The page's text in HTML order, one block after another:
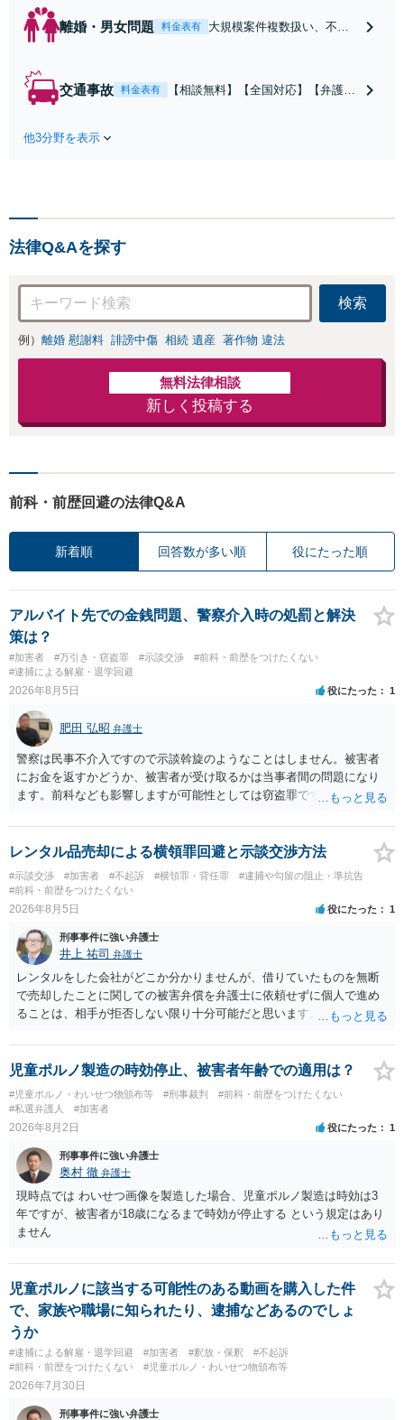
離婚・男女問題 料金表有
大規模案件複数扱い、不貞
富
交通事故 料金表有
【相談無料】【全国対応】【弁護士
他3分野を表示
法律Q&Aを探す
検索
例） 離婚 慰謝料 誹謗中傷 相続 遺産 著作物 違法
無料法律相談
新しく投稿する
前科・前歴回避の法律Q&A
新着順 回答数が多い順 役にたった順
アルバイト先での金銭問題、警察介入時の処罰と解決
策は？
#加害者 #万引き・窃盗罪 #示談交渉
#前科・前歴をつけたくない
#逮捕による解雇・退学回避
2026年8月5日 役にたった 1
肥田 弘昭 弁護士
警察は民事不介入ですので示談斡旋のようなことはしません。被害者
にお金を返すかどうか、被害者が受け取るかは当事者間の問題になり
ます。前科なども影響しますが可能性としては窃盗罪ですので、逮捕
レンタル品売却による横領罪回避と示談交渉方法
#示談交渉 #加害者 #不起訴 #横領罪・背任罪
#逮捕や勾留の阻止・準抗告
#前科・前歴をつけたくない
2026年8月5日 役にたった 1
刑事事件に強い弁護士
井上 祐司 弁護士
レンタルをした会社がどこか分かりませんが、借りていたものを無断
で売却したことに関しての被害弁償を弁護士に依頼せずに個人で進め
ることは、相手が拒否しない限り十分可能だと思います。 見積を出し
か）、弁護士に法律相談において助言をもらえば足りるでしょう。
児童ポルノ製造の時効停止、被害者年齢での適用は？
#児童ポルノ・わいせつ物頒布等 #刑事裁判
#前科・前歴をつけたくない
#私選弁護人
#加害者
2026年8月2日 役にたった 1
刑事事件に強い弁護士
奥村 徹 弁護士
現時点では わいせつ画像を製造した場合、児童ポルノ製造は時効は3
年ですが、被害者が18歳になるまで時効が停止する という規定はあり
ません
児童ポルノに該当する可能性のある動画を購入した件
で、家族や職場に知られたり、逮捕などあるのでしょ
うか
#逮捕による解雇・退学回避 #加害者 #釈放・保釈
#不起訴
#前科・前歴をつけたくない
#児童ポルノ・わいせつ物頒布等
2026年7月30日
刑事事件に強い弁護士